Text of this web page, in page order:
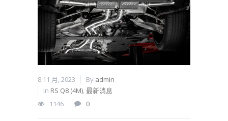
8 11 月, 2023 By admin
In RS Q8 (4M),最新消息
1146
0